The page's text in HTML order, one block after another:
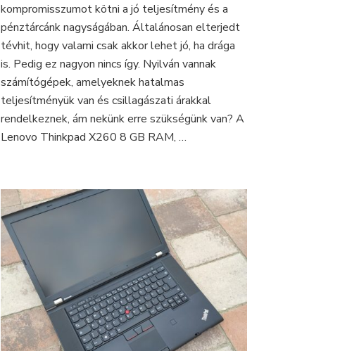
a
GTA
is
hasít
kompromisszumot kötni a jó teljesítmény és a
pénztárcánk nagyságában. Általánosan elterjedt
tévhit, hogy valami csak akkor lehet jó, ha drága
is. Pedig ez nagyon nincs így. Nyilván vannak
számítógépek, amelyeknek hatalmas
teljesítményük van és csillagászati árakkal
rendelkeznek, ám nekünk erre szükségünk van? A
Lenovo Thinkpad X260 8 GB RAM, …